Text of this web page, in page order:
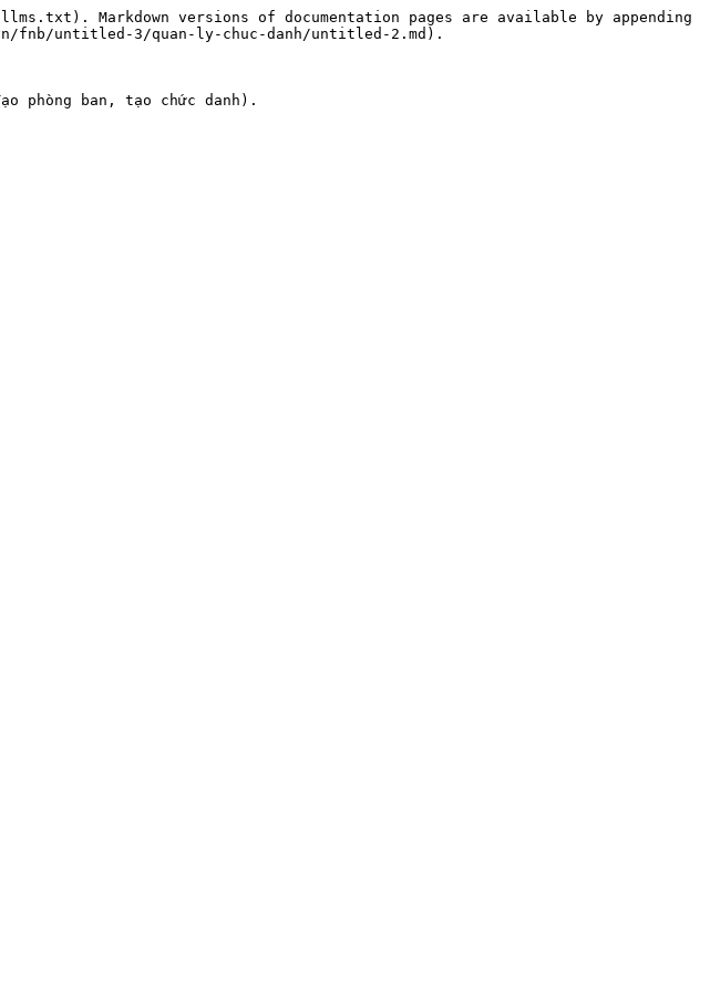
Markdown versions of documentation pages are available by appending
fnb/untitled-3/quan-ly-chuc-danh/untitled-2.md).
phòng ban, tạo chức danh).